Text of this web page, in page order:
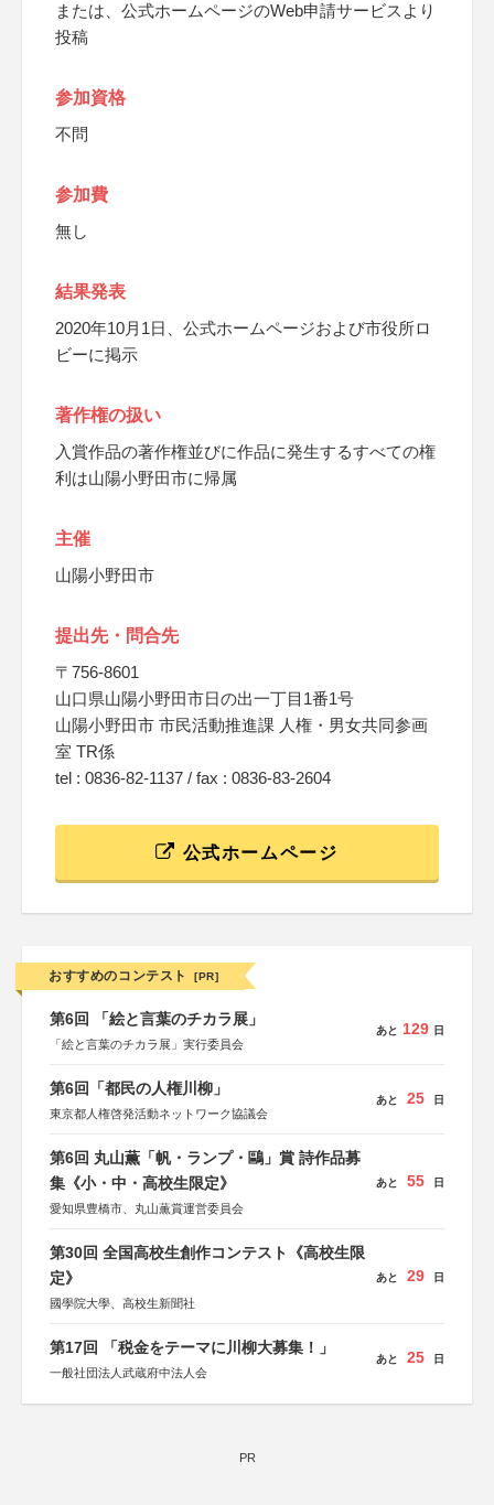
または、公式ホームページのWeb申請サービスより
投稿
参加資格
不問
参加費
無し
結果発表
2020年10月1日、公式ホームページおよび市役所ロ
ビーに掲示
著作権の扱い
入賞作品の著作権並びに作品に発生するすべての権
利は山陽小野田市に帰属
主催
山陽小野田市
提出先・問合先
〒756-8601
山口県山陽小野田市日の出一丁目1番1号
山陽小野田市 市民活動推進課 人権・男女共同参画
室 TR係
tel : 0836-82-1137 / fax : 0836-83-2604
公式ホームページ
おすすめのコンテスト [PR]
第6回 「絵と言葉のチカラ展」
「絵と言葉のチカラ展」実行委員会
あと 129 日
第6回「都民の人権川柳」
東京都人権啓発活動ネットワーク協議会
あと 25 日
第6回 丸山薫「帆・ランプ・鷗」賞 詩作品募
集《小・中・高校生限定》
愛知県豊橋市、丸山薫賞運営委員会
あと 55 日
第30回 全国高校生創作コンテスト《高校生限
定》
國學院大學、高校生新聞社
あと 29 日
第17回 「税金をテーマに川柳大募集！」
一般社団法人武蔵府中法人会
あと 25 日
PR